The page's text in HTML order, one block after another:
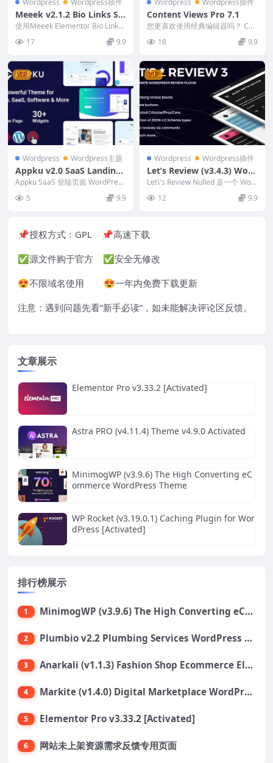
Wordpress Wordpress插件
Meeek v2.1.2 Bio Links Sa
aS (WordPress)
使用Meeek Elementor Bio Links
17 9.9
Wordpress Wordpress插件
Content Views Pro 7.1
您更喜欢使用经典编辑器吗？ Con
tent Views Pro 非常适合您。我
们... 18 9.9
VIP
Wordpress Wordpress主题
Appku v2.0 SaaS Landing
Page WordPress Theme
Appku SaaS 登陆页面 WordPress
主题 是一个令人惊叹的最小 ...
5 9.9
VIP
Wordpress Wordpress插件
Let’s Review (v3.4.3) Word
Press Plugin With Affiliate
Let\'s Review Nulled 是一个 Wor
12 9.9
📌授权方式： GPL 📌高速下载
✅源文件购于官方 ✅安全无修改
😍不限域名使用 😍一年内免费下载更新
注意：遇到问题先看“新手必读”，如未能解决评论区反馈。
文章展示
Elementor Pro v3.33.2 [Activated]
Astra PRO (v4.11.4) Theme v4.9.0 Activated
MinimogWP (v3.9.6) The High Converting eC
ommerce WordPress Theme
WP Rocket (v3.19.0.1) Caching Plugin for Wor
dPress [Activated]
排行榜展示
1 MinimogWP (v3.9.6) The High Converting eCommerce WordPress Theme
2 Plumbio v2.2 Plumbing Services WordPress Theme
3 Anarkali (v1.1.3) Fashion Shop Ecommerce Elementor Theme
4 Markite (v1.4.0) Digital Marketplace WordPress Theme
5 Elementor Pro v3.33.2 [Activated]
6 网站未上架资源需求反馈专用页面